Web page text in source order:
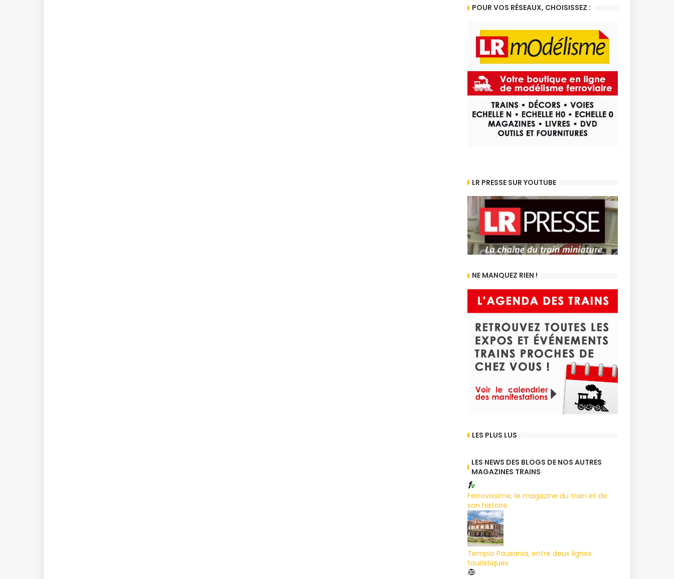
POUR VOS RÉSEAUX, CHOISISSEZ :
LR PRESSE SUR YOUTUBE
NE MANQUEZ RIEN !
LES PLUS LUS
LES NEWS DES BLOGS DE NOS AUTRES
MAGAZINES TRAINS
Ferrovissime, le magazine du train et de
son histoire
Tempio Pausania, entre deux lignes
touristiques